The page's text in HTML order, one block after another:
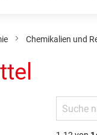
Chemikalien und